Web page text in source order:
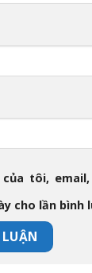
tôi,
cho lần bình